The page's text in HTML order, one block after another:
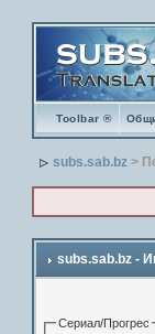
Toolbar ®
subs.sab.bz >
subs.sab.bz -
Сериал/Прогрес